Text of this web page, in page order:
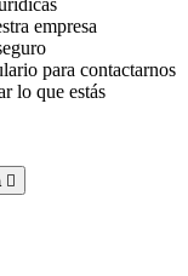
empresa
para contactarnos
lo que estás
